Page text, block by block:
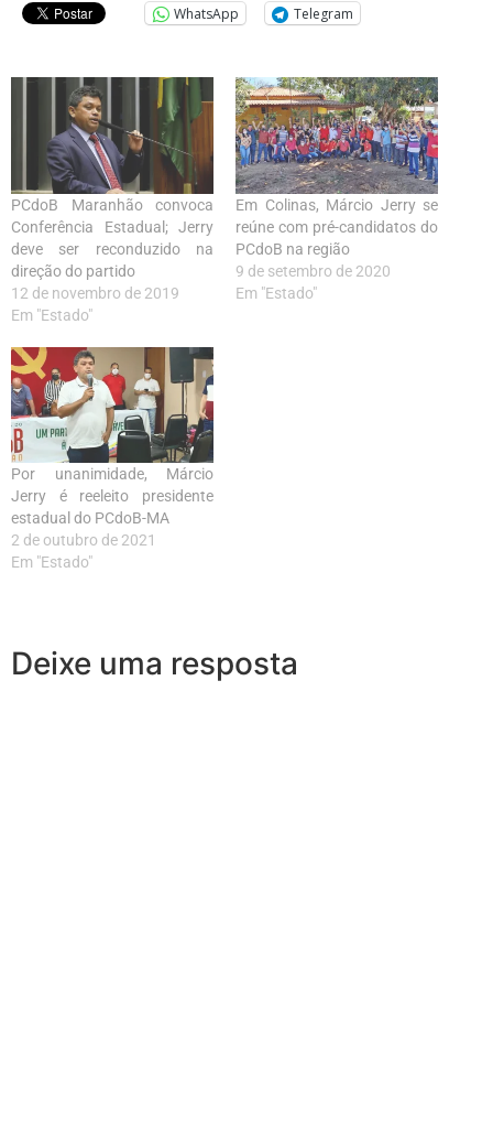
WhatsApp Telegram
PCdoB Maranhão convoca
Conferência Estadual; Jerry
deve ser reconduzido na
direção do partido
12 de novembro de 2019
Em "Estado"
Em Colinas, Márcio Jerry se
reúne com pré-candidatos do
PCdoB na região
9 de setembro de 2020
Em "Estado"
Por unanimidade, Márcio
Jerry é reeleito presidente
estadual do PCdoB-MA
2 de outubro de 2021
Em "Estado"
Deixe uma resposta